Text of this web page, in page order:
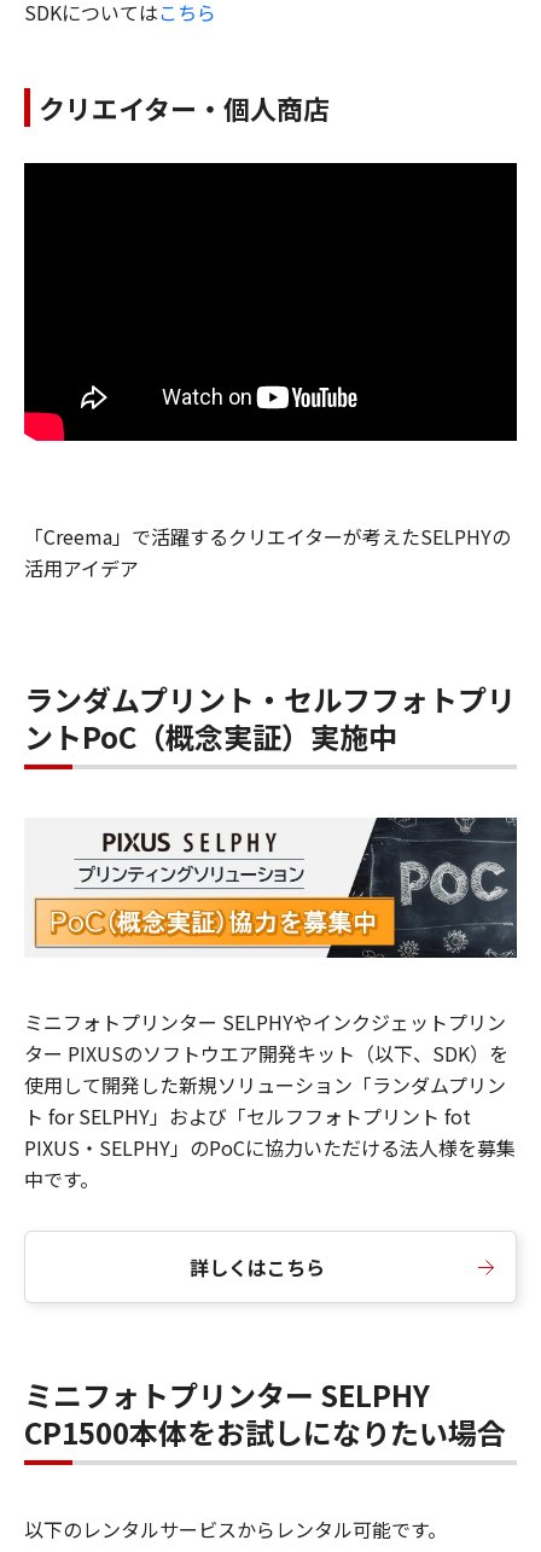
SDKについてはこちら
クリエイター・個人商店
「Creema」で活躍するクリエイターが考えたSELPHYの
活用アイデア
ランダムプリント・セルフフォトプリ
ントPoC（概念実証）実施中
ミニフォトプリンター SELPHYやインクジェットプリン
ター PIXUSのソフトウエア開発キット（以下、SDK）を
使用して開発した新規ソリューション「ランダムプリン
ト for SELPHY」および「セルフフォトプリント fot
PIXUS・SELPHY」のPoCに協力いただける法人様を募集
中です。
詳しくはこちら
ミニフォトプリンター SELPHY
CP1500本体をお試しになりたい場合
以下のレンタルサービスからレンタル可能です。